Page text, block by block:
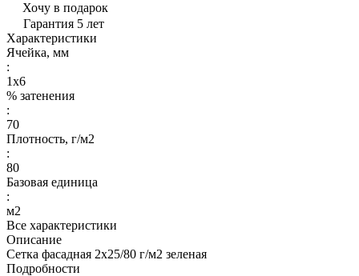
Хочу в подарок
Гарантия 5 лет
Характеристики
Ячейка, мм
:
1х6
% затенения
:
70
Плотность, г/м2
:
80
Базовая единица
:
м2
Все характеристики
Описание
Сетка фасадная 2х25/80 г/м2 зеленая
Подробности